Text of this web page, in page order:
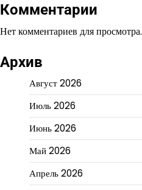
Комментарии
Нет комментариев для просмотра.
Архив
Август 2026
Июль 2026
Июнь 2026
Май 2026
Апрель 2026